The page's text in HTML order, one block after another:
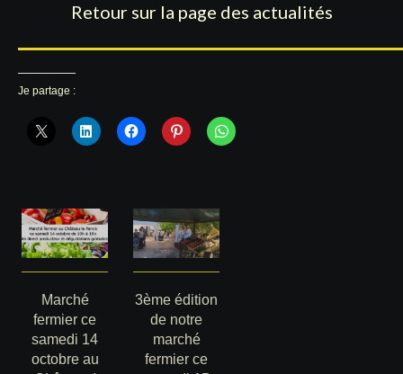
Retour sur la page des actualités
Je partage :
Marché
fermier ce
samedi 14
octobre au
3ème édition
de notre
marché
fermier ce